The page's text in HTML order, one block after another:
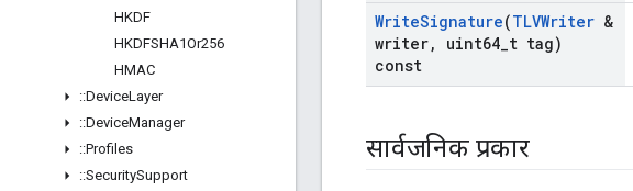
HKDF
HKDFSHA1Or256
HMAC
::DeviceLayer
::DeviceManager
::Profiles
::SecuritySupport
WriteSignature(TLVWriter &
writer, uint64 t tag)
const
सार्वजनिक प्रकार